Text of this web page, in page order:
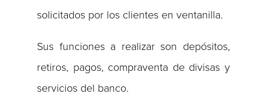
solicitados por los clientes en ventanilla.
Sus funciones a realizar son depósitos,
retiros, pagos, compraventa de divisas y
servicios del banco.